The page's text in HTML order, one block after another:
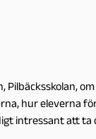
Pilbäcksskolan,
hur eleverna
intressant att